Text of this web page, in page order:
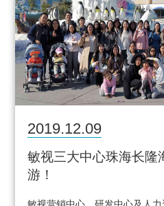
2019.12.09
敏视三大中心珠海长隆
游！